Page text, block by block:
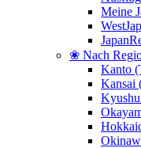
Meine
❀ Nach
Kanto
Kansai